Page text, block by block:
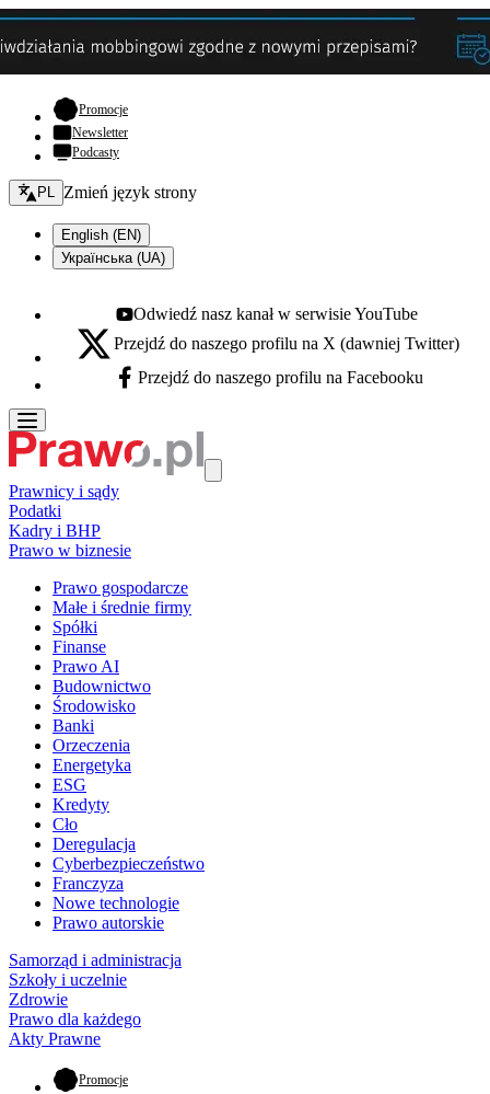
Promocje- otwiera się w nowej karcie
Newsletter
Podcasty
Zmień język - bieżący:
PL Zmień język strony
English (EN)
Українська (UA)
Youtube - otwiera się w nowej karcie
Odwiedź nasz kanał w serwisie YouTube
X - otwiera się w nowej karcie
Przejdź do naszego profilu na X (dawniej Twitter)
Facebook - otwiera się w nowej karcie
Przejdź do naszego profilu na Facebooku
Prawnicy i sądy
Podatki
Kadry i BHP
Prawo w biznesie
Prawo gospodarcze
Małe i średnie firmy
Spółki
Finanse
Prawo AI
Budownictwo
Środowisko
Banki
Orzeczenia
Energetyka
ESG
Kredyty
Cło
Deregulacja
Cyberbezpieczeństwo
Franczyza
Nowe technologie
Prawo autorskie
Samorząd i administracja
Szkoły i uczelnie
Zdrowie
Prawo dla każdego
Akty Prawne
Promocje- otwiera się w nowej karcie